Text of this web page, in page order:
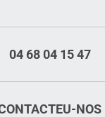
04 68 04 15 47
NOS